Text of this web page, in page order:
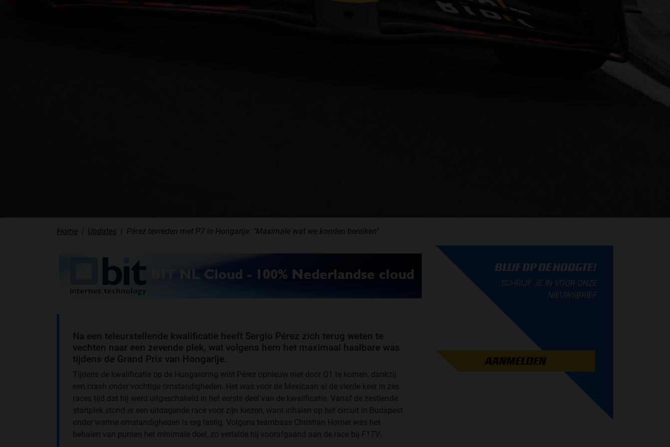
Home Updates Pérez tevreden met P7 in Hongarije: "Maximale wat we konden bereiken"
Na een teleurstellende kwalificatie heeft Sergio Pérez zich terug weten te
vechten naar een zevende plek, wat volgens hem het maximaal haalbare was
tijdens de Grand Prix van Hongarije.
Tijdens de kwalificatie op de Hungaroring wist Pérez opnieuw niet door Q1 te komen, dankzij
een crash onder vochtige omstandigheden. Het was voor de Mexicaan al de vierde keer in zes
races tijd dat hij werd uitgeschakeld in het eerste deel van de kwalificatie. Vanaf de zestiende
startplek stond er een uitdagende race voor zijn kiezen, want inhalen op het circuit in Budapest
onder warme omstandigheden is erg lastig. Volgens teambaas Christian Horner was het
behalen van punten het minimale doel, zo vertelde hij voorafgaand aan de race bij F1TV
BLIJF OP DE HOOGTE!
SCHRIJF JE IN VOOR ONZE
NIEUWSBRIEF
AANMELDEN